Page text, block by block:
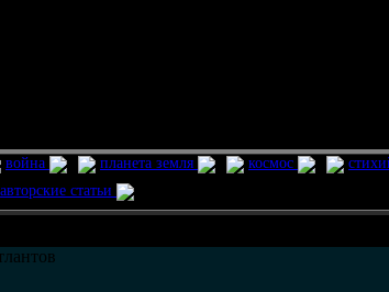
война планета земля космос
авторские статьи